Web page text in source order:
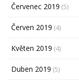
Červenec 2019 (5)
Červen 2019 (4)
Květen 2019 (4)
Duben 2019 (5)